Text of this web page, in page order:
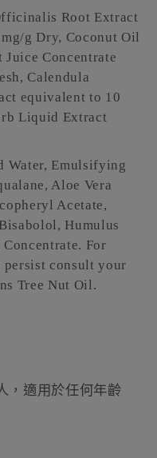
Root Extract
g Dry, Coconut Oil
Juice Concentrate
Calendula
equivalent to 10
Liquid Extract
Water, Emulsifying
Aloe Vera
Acetate,
Humulus
For
consult your
Tree Nut Oil.
，適用於任何年齡